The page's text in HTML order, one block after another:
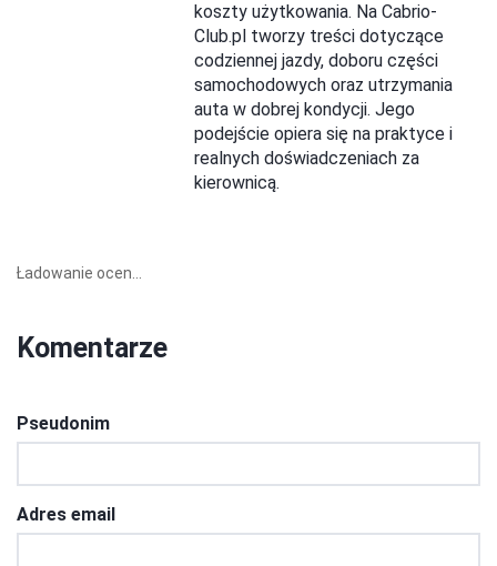
koszty użytkowania. Na Cabrio-
Club.pl tworzy treści dotyczące
codziennej jazdy, doboru części
samochodowych oraz utrzymania
auta w dobrej kondycji. Jego
podejście opiera się na praktyce i
realnych doświadczeniach za
kierownicą.
Ładowanie ocen...
Komentarze
Pseudonim
Adres email